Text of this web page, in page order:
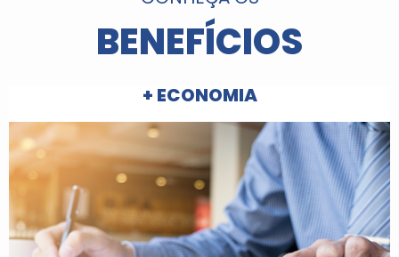
BENEFÍCIOS
+ ECONOMIA